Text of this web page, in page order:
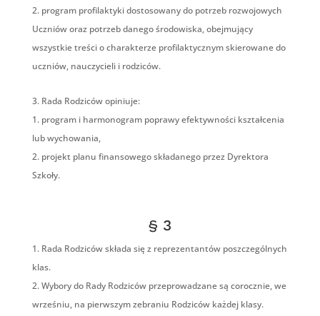
program profilaktyki dostosowany do potrzeb rozwojowych
Uczniów oraz potrzeb danego środowiska, obejmujący
wszystkie treści o charakterze profilaktycznym skierowane do
uczniów, nauczycieli i rodziców.
Rada Rodziców opiniuje:
program i harmonogram poprawy efektywności kształcenia
lub wychowania,
projekt planu finansowego składanego przez Dyrektora
Szkoły.
§ 3
Rada Rodziców składa się z reprezentantów poszczególnych
klas.
Wybory do Rady Rodziców przeprowadzane są corocznie, we
wrześniu, na pierwszym zebraniu Rodziców każdej klasy.